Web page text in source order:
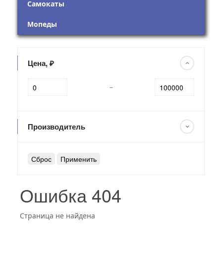
Ошибка 404
Страница не найдена
Самокаты
Мопеды
Цена, ₽
–
Производитель